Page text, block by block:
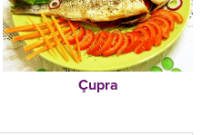
Çupra